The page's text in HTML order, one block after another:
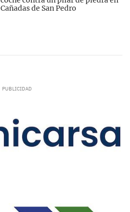
Cañadas de San Pedro